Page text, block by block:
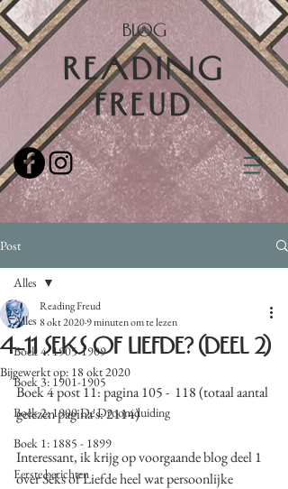
BLOG
READING
FREUD
Post
Alles
Boek 4: 1905-1909
Boek 3: 1901-1905
Boek 2: 1900 De Droomduiding
Boek 1: 1885 - 1899
Eerste berichten
Alles
4-11 Seks of liefde? (Deel 2)
Reading Freud
8 okt 20209 minuten om te lezen
Bijgewerkt op: 18 okt 2020
Boek 4 post 11: pagina 105 -  118 (totaal aantal
gelezen pagina's: 2114)
Interessant, ik krijg op voorgaande blog deel 1
over Seks of Liefde heel wat persoonlijke